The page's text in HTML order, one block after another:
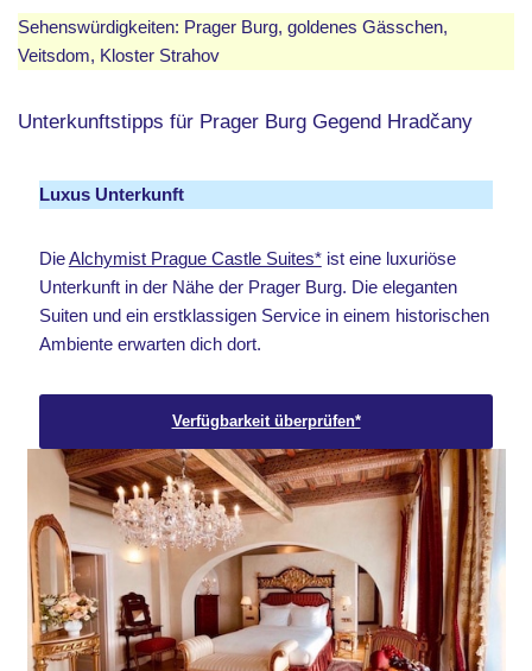
Sehenswürdigkeiten: Prager Burg, goldenes Gässchen,
Veitsdom, Kloster Strahov
Unterkunftstipps für Prager Burg Gegend Hradčany
Luxus Unterkunft
DieAlchymist Prague Castle Suites*ist eine luxuriöse
Unterkunft in der Nähe der Prager Burg. Die eleganten
Suiten und ein erstklassigen Service in einem historischen
Ambiente erwarten dich dort.
Verfügbarkeit überprüfen*